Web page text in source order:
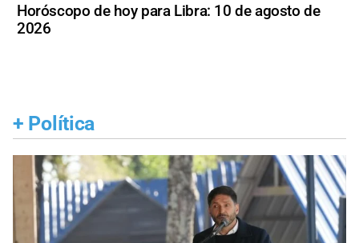
Horóscopo de hoy para Libra: 10 de agosto de
2026
+ Política